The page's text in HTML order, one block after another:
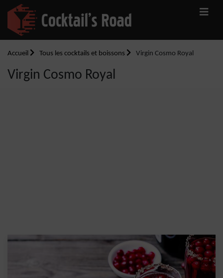
Accueil Tous les cocktails et boissons Virgin Cosmo Royal
Virgin Cosmo Royal